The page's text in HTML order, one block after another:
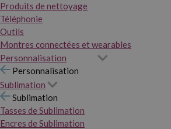
Produits de nettoyage
Téléphonie
Outils
Montres connectées et wearables
Personnalisation
Personnalisation
Sublimation
Sublimation
Tasses de Sublimation
Encres de Sublimation